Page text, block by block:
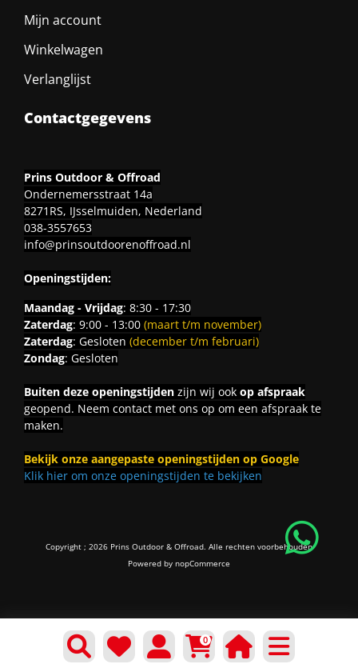
0
Mijn account
Winkelwagen
Verlanglijst
Contactgegevens
Prins Outdoor & Offroad
Ondernemersstraat 14a
8271RS, IJsselmuiden, Nederland
038-3557653
info@prinsoutdoorenoffroad.nl
Openingstijden:
Maandag - Vrijdag: 8:30 - 17:30
Zaterdag: 9:00 - 13:00 (maart t/m november)
Zaterdag: Gesloten (december t/m februari)
Zondag: Gesloten
Buiten deze openingstijdenzijn wij ook op afspraak
geopend. Neem contact met ons op om een afspraak te
maken.
Bekijk onze aangepaste openingstijden op Google
Klik hier om onze openingstijden te bekijken
Copyright ; 2026 Prins Outdoor & Offroad. Alle rechten voorbehouden
Powered by nopCommerce